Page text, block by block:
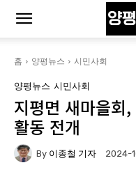
홈 양평뉴스 시민사회
양평뉴스 시민사회
지평면 새마을회,
활동 전개
By 이종철 기자 2024-